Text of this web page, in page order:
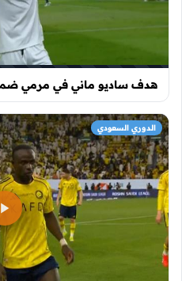
هدف ساديو ماني في مرمي
الدوري السعودي